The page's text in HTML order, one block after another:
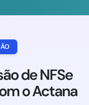
de NFSe
o Actana